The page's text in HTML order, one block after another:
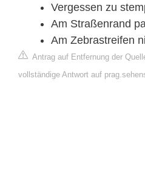
Vergessen zu
Am Straßenrand
Am Zebrastreifen
Antrag auf Entfernung der
vollständige Antwort auf